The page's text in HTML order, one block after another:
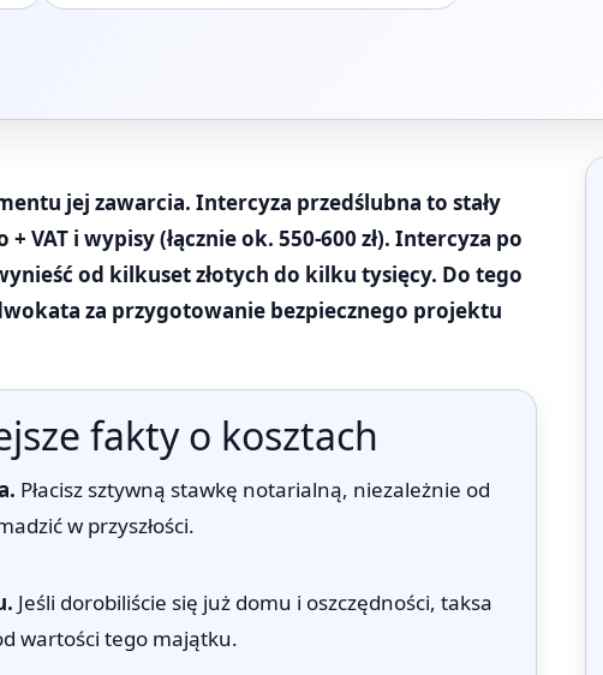
jej zawarcia. Intercyza przedślubna to stały
VAT i wypisy (łącznie ok. 550-600 zł). Intercyza po
od kilkuset złotych do kilku tysięcy. Do tego
za przygotowanie bezpiecznego projektu
fakty o kosztach
Płacisz sztywną stawkę notarialną, niezależnie od
w przyszłości.
Jeśli dorobiliście się już domu i oszczędności, taksa
wartości tego majątku.